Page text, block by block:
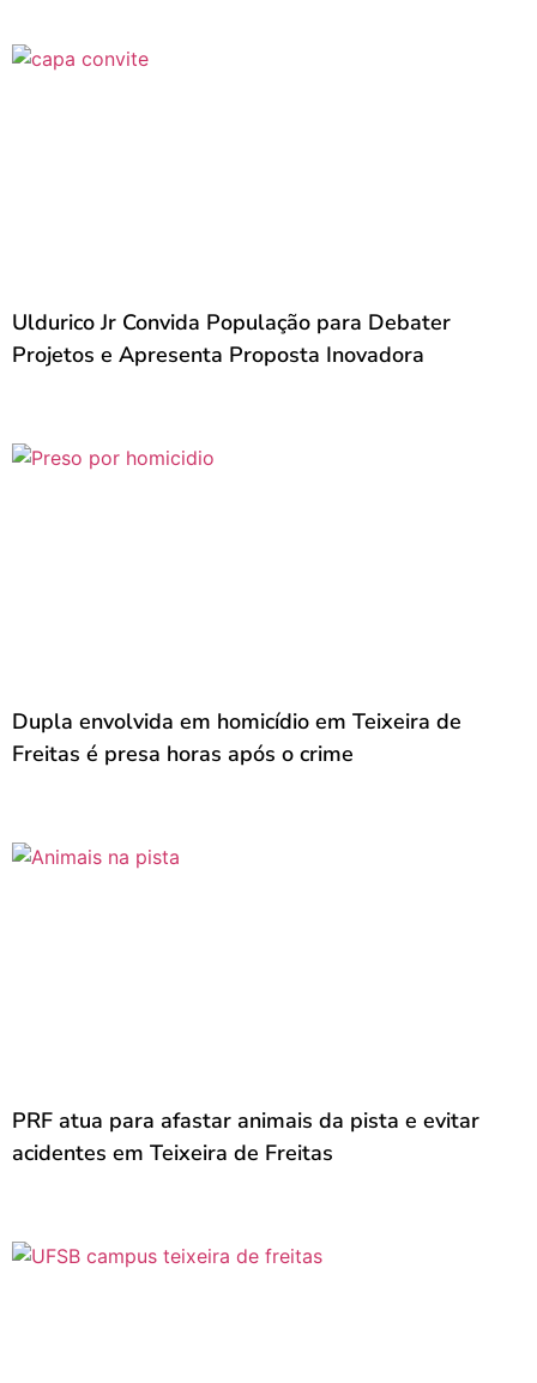
Uldurico Jr Convida População para Debater
Projetos e Apresenta Proposta Inovadora
Dupla envolvida em homicídio em Teixeira de
Freitas é presa horas após o crime
PRF atua para afastar animais da pista e evitar
acidentes em Teixeira de Freitas